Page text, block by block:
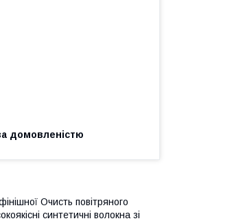
домовленістю
Очисть повітряного
синтетичні волокна зі